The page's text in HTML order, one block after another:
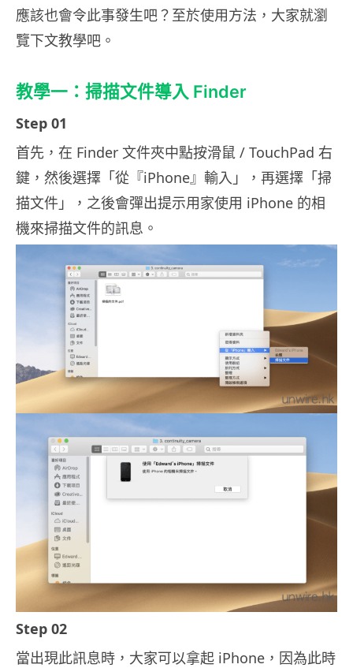
應該也會令此事發生吧？至於使用方法，大家就瀏
覽下文教學吧。
教學一：掃描文件導入 Finder
Step 01
首先，在 Finder 文件夾中點按滑鼠 / TouchPad 右
鍵，然後選擇「從『iPhone』輸入」，再選擇「掃
描文件」，之後會彈出提示用家使用 iPhone 的相
機來掃描文件的訊息。
Step 02
當出現此訊息時，大家可以拿起 iPhone，因為此時